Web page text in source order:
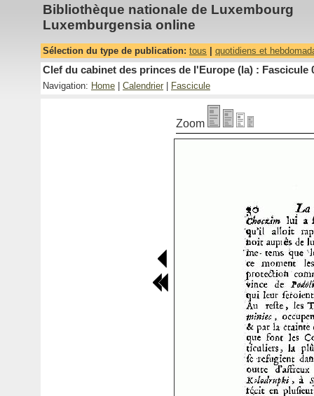
Bibliothèque nationale de Luxembourg
Luxemburgensia online
Sélection du type de publication: tous quotidiens et
Clef du cabinet des princes de l'Europe (la) : Fascicule
Navigation: Home Calendrier Fascicule
Zoom